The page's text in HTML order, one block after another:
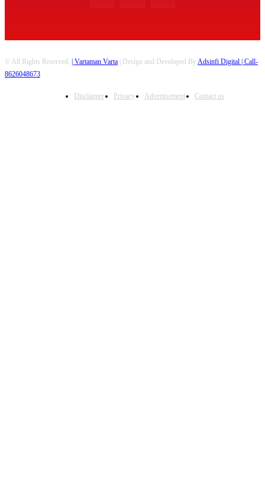
© All Rights Reserved. | Vartaman Varta | Design and Developed ByAdsinfi Digital | Call-
8626048673
Disclaimer Privacy Advertisement Contact us